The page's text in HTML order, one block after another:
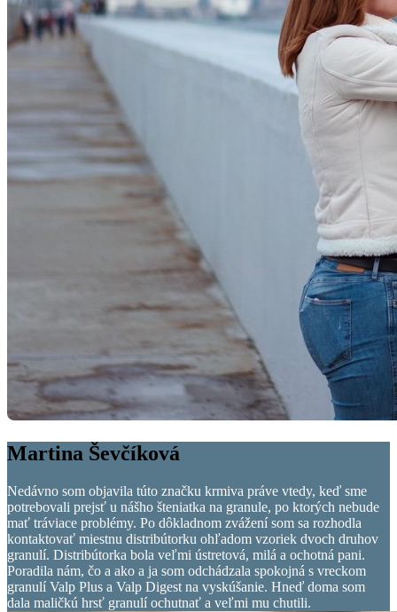
Martina Ševčíková
Nedávno som objavila túto značku krmiva práve vtedy, keď sme
potrebovali prejsť u nášho šteniatka na granule, po ktorých nebude
mať tráviace problémy. Po dôkladnom zvážení som sa rozhodla
kontaktovať miestnu distribútorku ohľadom vzoriek dvoch druhov
granulí. Distribútorka bola veľmi ústretová, milá a ochotná pani.
Poradila nám, čo a ako a ja som odchádzala spokojná s vreckom
granulí Valp Plus a Valp Digest na vyskúšanie. Hneď doma som
dala maličkú hrsť granulí ochutnať a veľmi mu chutili.